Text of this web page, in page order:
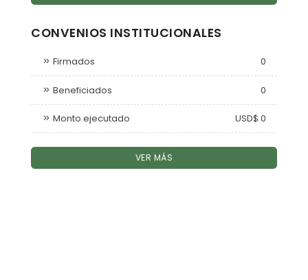
CONVENIOS INSTITUCIONALES
Firmados 0
Beneficiados 0
Monto ejecutado USD$ 0
VER MÁS